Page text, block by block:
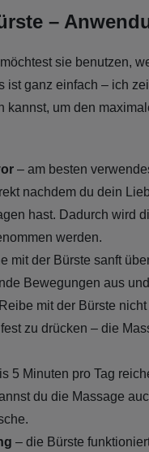
–
sie benutzen,
ganz einfach – ich
kannst, um den
– am besten
nachdem du dein
hast. Dadurch wird
werden.
mit der Bürste sanft
Bewegungen aus
mit der Bürste
zu drücken – die
5 Minuten pro Tag
du die Massage
– die Bürste